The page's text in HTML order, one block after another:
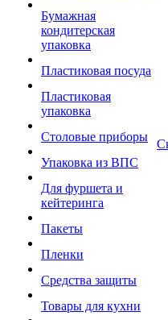
Бумажная
кондитерская
упаковка
Пластиковая посуда
Пластиковая
упаковка
Столовые приборы
Упаковка из ВПС
Для фуршета и
кейтеринга
Пакеты
Пленки
Средства защиты
Товары для кухни